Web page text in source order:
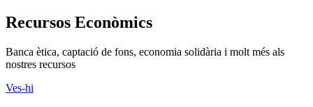
Recursos Econòmics
Banca ètica, captació de fons, economia solidària i molt més als
nostres recursos
Ves-hi